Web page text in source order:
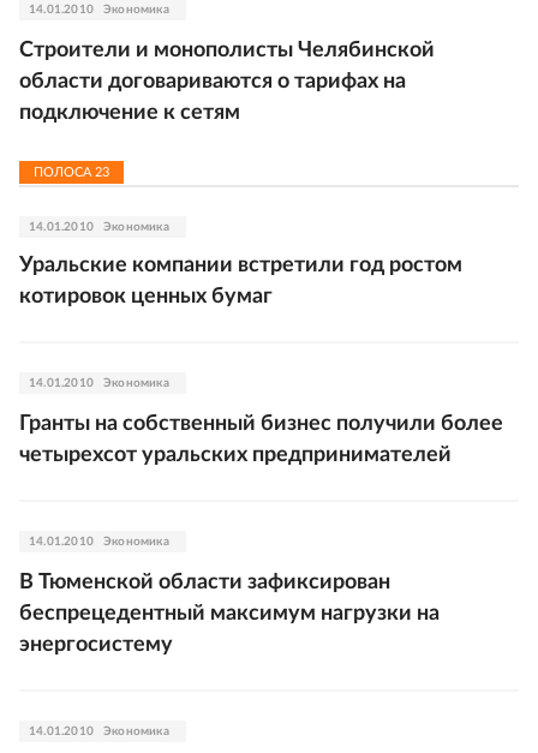
14.01.2010 Экономика
Строители и монополисты Челябинской
области договариваются о тарифах на
подключение к сетям
ПОЛОСА 23
14.01.2010 Экономика
Уральские компании встретили год ростом
котировок ценных бумаг
14.01.2010 Экономика
Гранты на собственный бизнес получили более
четырехсот уральских предпринимателей
14.01.2010 Экономика
В Тюменской области зафиксирован
беспрецедентный максимум нагрузки на
энергосистему
14.01.2010 Экономика